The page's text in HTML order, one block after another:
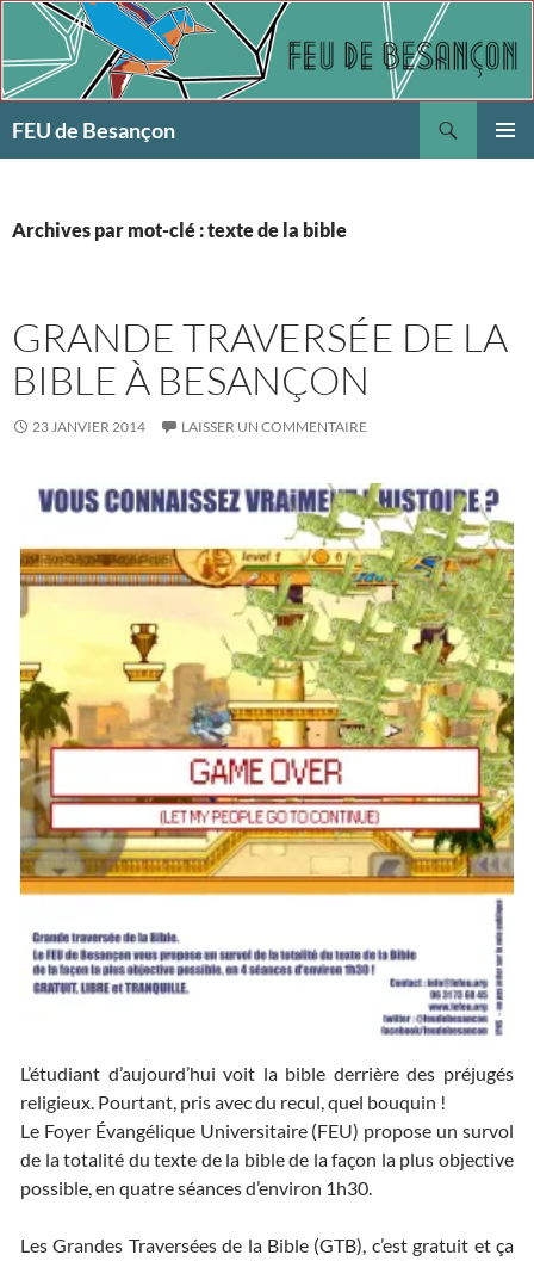
Aller
contenu
FEU de Besançon
Archives par mot-clé : texte de la bible
GRANDE TRAVERSÉE DE LA
BIBLE À BESANÇON
23 JANVIER 2014 LAISSER UN COMMENTAIRE
L’étudiant d’aujourd’hui voit la bible derrière des préjugés
religieux. Pourtant, pris avec du recul, quel bouquin !
Le Foyer Évangélique Universitaire (FEU) propose un survol
de la totalité du texte de la bible de la façon la plus objective
possible, en quatre séances d’environ 1h30.
Les Grandes Traversées de la Bible (GTB), c’est gratuit et ça